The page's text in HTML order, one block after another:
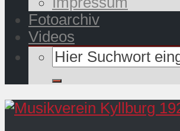
Fotoarchiv
Videos